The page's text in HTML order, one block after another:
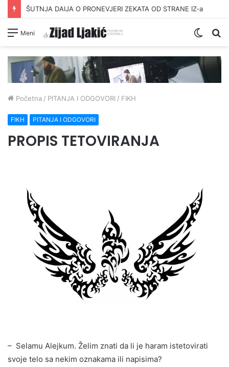
ŠUTNJA DAIJA O PRONEVJERI ZEKATA OD STRANE IZ-a
Meni
Switch
Početna / PITANJA I ODGOVORI / FIKH
FIKH PITANJA I ODGOVORI
PROPIS TETOVIRANJA
– Selamu Alejkum. Želim znati da li je haram istetovirati
svoje telo sa nekim oznakama ili napisima?